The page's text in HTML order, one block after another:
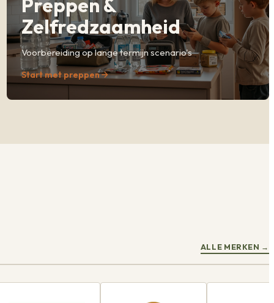
Preppen &
Zelfredzaamheid
Voorbereiding op lange termijn scenario's
Start met preppen
ALLE MERKEN →